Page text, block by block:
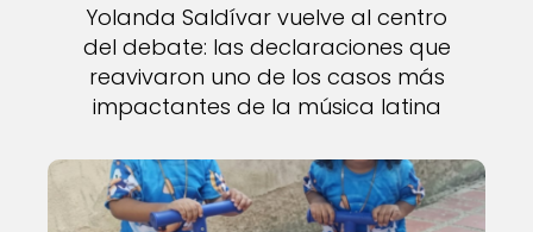
Yolanda Saldívar vuelve al centro
del debate: las declaraciones que
reavivaron uno de los casos más
impactantes de la música latina